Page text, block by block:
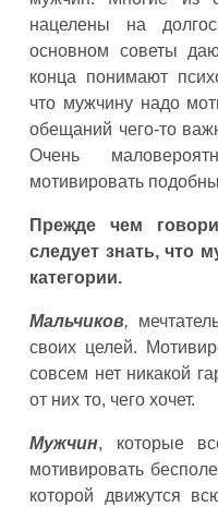
нацелены на
основном советы
конца понимают
что мужчину надо
обещаний чего-то
Очень
мотивировать
Прежде чем
следует знать, что
категории.
Мальчиков,
своих целей.
совсем нет никакой
от них то, чего хочет.
Мужчин, которые
мотивировать
которой движутся